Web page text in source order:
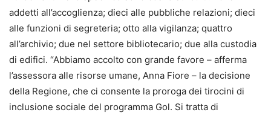
addetti all’accoglienza; dieci alle pubbliche relazioni; dieci
alle funzioni di segreteria; otto alla vigilanza; quattro
all’archivio; due nel settore bibliotecario; due alla custodia
di edifici. “Abbiamo accolto con grande favore – afferma
l’assessora alle risorse umane, Anna Fiore – la decisione
della Regione, che ci consente la proroga dei tirocini di
inclusione sociale del programma Gol. Si tratta di